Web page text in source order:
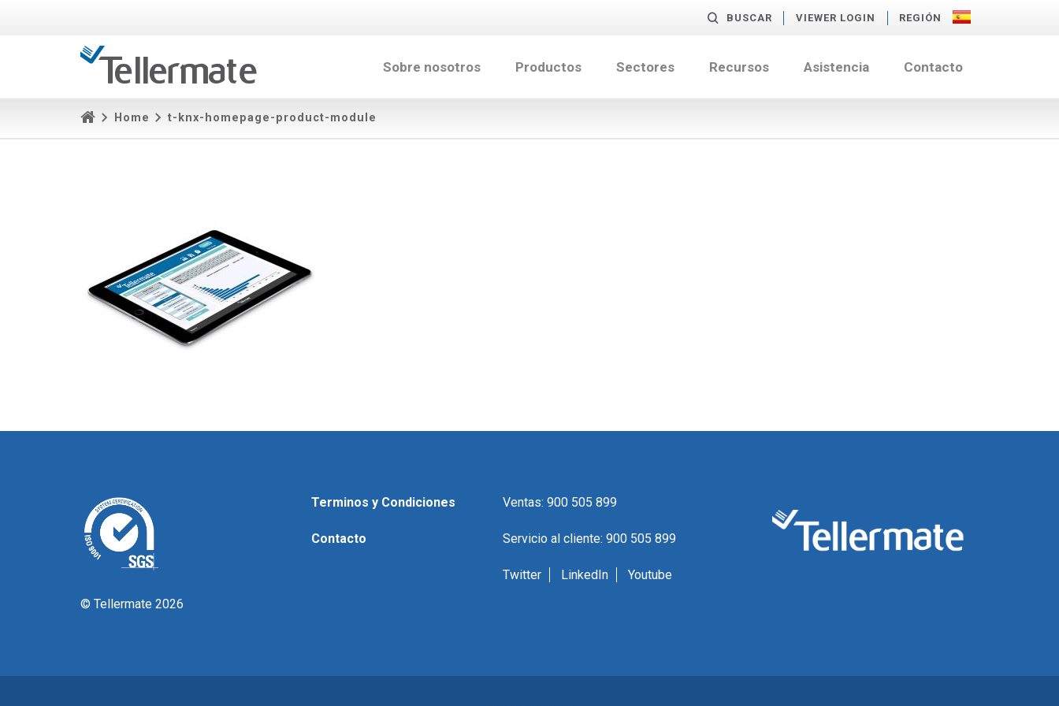
BUSCAR VIEWER LOGIN REGIÓN
Sobre nosotros Productos Sectores Recursos Asistencia Contacto
Home t-knx-homepage-product-module
© Tellermate 2026
Terminos y Condiciones
Contacto
Ventas: 900 505 899
Servicio al cliente: 900 505 899
Twitter LinkedIn Youtube